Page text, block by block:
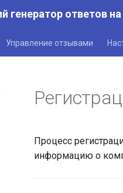
генератор ответов
Управление отзывами
Процесс
информацию о